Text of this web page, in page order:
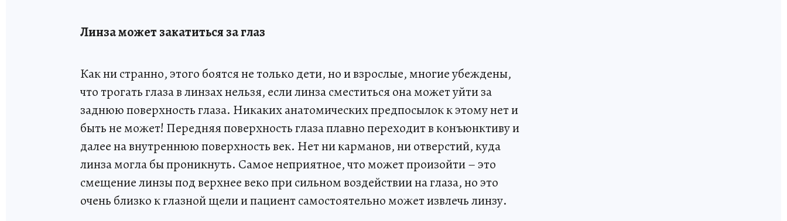
Линза может закатиться за глаз
Как ни странно, этого боятся не только дети, но и взрослые, многие убеждены,
что трогать глаза в линзах нельзя, если линза сместиться она может уйти за
заднюю поверхность глаза. Никаких анатомических предпосылок к этому нет и
быть не может! Передняя поверхность глаза плавно переходит в конъюнктиву и
далее на внутреннюю поверхность век. Нет ни карманов, ни отверстий, куда
линза могла бы проникнуть. Самое неприятное, что может произойти – это
смещение линзы под верхнее веко при сильном воздействии на глаза, но это
очень близко к глазной щели и пациент самостоятельно может извлечь линзу.